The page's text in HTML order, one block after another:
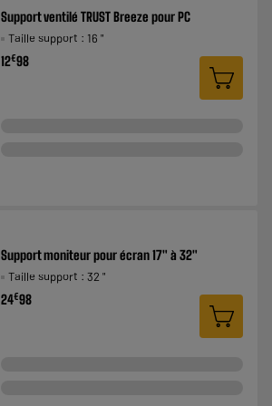
Support ventilé TRUST Breeze pour PC
Taille support : 16 "
12€98
Support moniteur pour écran 17" à 32"
Taille support : 32 "
24€98